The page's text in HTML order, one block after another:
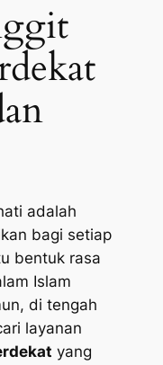
adalah
bagi setiap
bentuk rasa
Islam
di tengah
layanan
yang